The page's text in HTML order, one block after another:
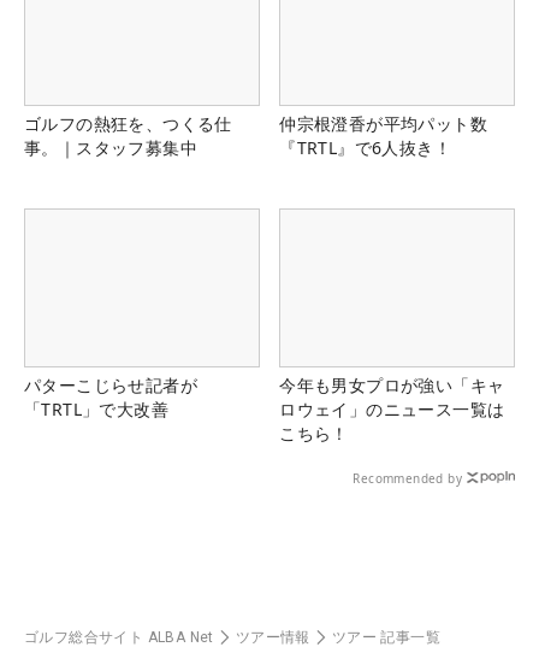
ゴルフの熱狂を、つくる仕
事。｜スタッフ募集中
仲宗根澄香が平均パット数
『TRTL』で6人抜き！
パターこじらせ記者が
「TRTL」で大改善
今年も男女プロが強い「キャ
ロウェイ」のニュース一覧は
こちら！
Recommended by
ゴルフ総合サイト ALBA Net ツアー情報 ツアー 記事一覧